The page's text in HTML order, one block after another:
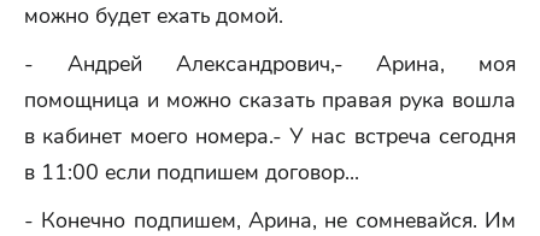
можно будет ехать домой.
- Андрей Александрович,- Арина, моя
помощница и можно сказать правая рука вошла
в кабинет моего номера.- У нас встреча сегодня
в 11:00 если подпишем договор...
- Конечно подпишем, Арина, не сомневайся. Им